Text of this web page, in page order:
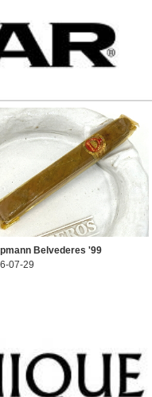
Belvederes '99
07-29